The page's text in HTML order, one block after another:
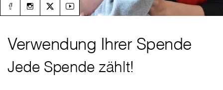
Verwendung Ihrer Spende
Jede Spende zählt!